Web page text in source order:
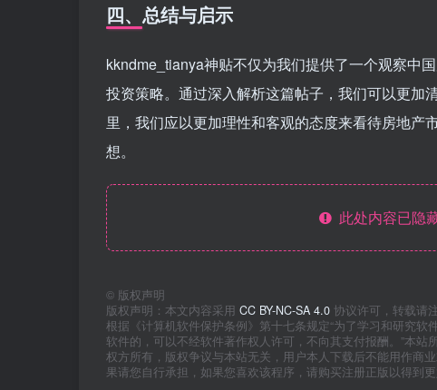
四、总结与启示
kkndme_tianya神贴不仅为我们提供了一个观察中
投资策略。通过深入解析这篇帖子，我们可以更加
里，我们应以更加理性和客观的态度来看待房地产
想。
此处内容已隐
© 版权声明
版权声明：本文内容采用 CC BY-NC-SA 4.0 协议许可，转载请
根据《计算机软件保护条例》第十七条规定“为了学习和研究
软件的，可以不经软件著作权人许可，不向其支付报酬。”本
权方所有，版权争议与本站无关，用户本人下载后不能用作商
果请您自行承担，如果您喜欢该程序，请购买注册正版以得到更